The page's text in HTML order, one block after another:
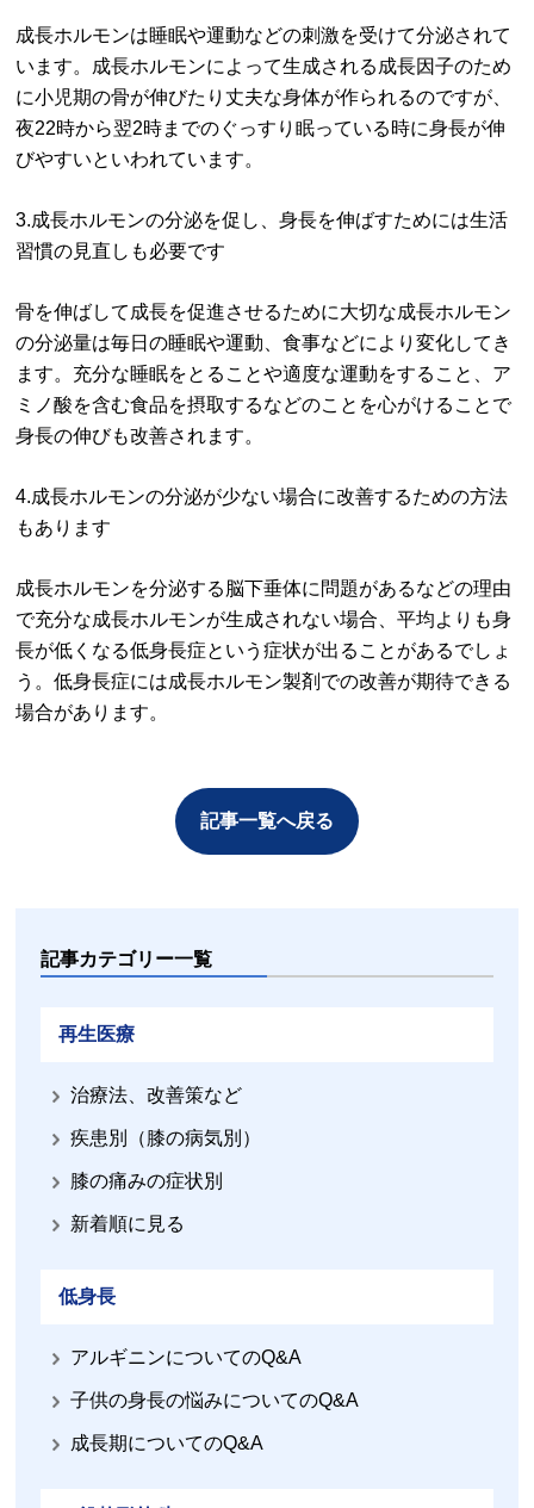
成長ホルモンは睡眠や運動などの刺激を受けて分泌されて
います。成長ホルモンによって生成される成長因子のため
に小児期の骨が伸びたり丈夫な身体が作られるのですが、
夜22時から翌2時までのぐっすり眠っている時に身長が伸
びやすいといわれています。
3.成長ホルモンの分泌を促し、身長を伸ばすためには生活
習慣の見直しも必要です
骨を伸ばして成長を促進させるために大切な成長ホルモン
の分泌量は毎日の睡眠や運動、食事などにより変化してき
ます。充分な睡眠をとることや適度な運動をすること、ア
ミノ酸を含む食品を摂取するなどのことを心がけることで
身長の伸びも改善されます。
4.成長ホルモンの分泌が少ない場合に改善するための方法
もあります
成長ホルモンを分泌する脳下垂体に問題があるなどの理由
で充分な成長ホルモンが生成されない場合、平均よりも身
長が低くなる低身長症という症状が出ることがあるでしょ
う。低身長症には成長ホルモン製剤での改善が期待できる
場合があります。
記事一覧へ戻る
記事カテゴリー一覧
再生医療
治療法、改善策など
疾患別（膝の病気別）
膝の痛みの症状別
新着順に見る
低身長
アルギニンについてのQ&A
子供の身長の悩みについてのQ&A
成長期についてのQ&A